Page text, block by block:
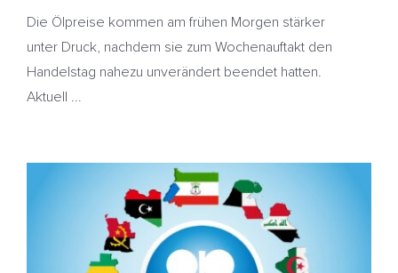
Die Ölpreise kommen am frühen Morgen stärker
unter Druck, nachdem sie zum Wochenauftakt den
Handelstag nahezu unverändert beendet hatten.
Aktuell ...